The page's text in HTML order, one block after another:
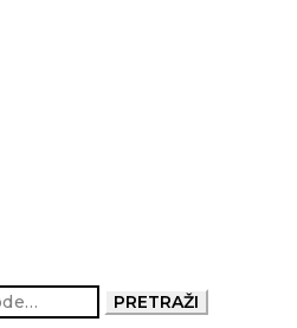
PRETRAŽI